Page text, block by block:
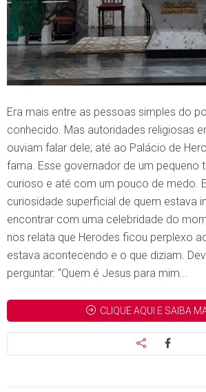
Era mais entre as pessoas simples do
conhecido. Mas autoridades religiosas
ouviam falar dele; até ao Palácio de
fama. Esse governador de um pequeno
curioso e até com um pouco de medo.
curiosidade superficial de quem estava
encontrar com uma celebridade do
nos relata que Herodes ficou perplexo
estava acontecendo e o que diziam.
perguntar: “Quem é Jesus para mim...
CLIQUE AQUI E SAIBA